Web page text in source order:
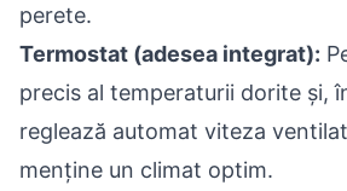
perete.
Termostat (adesea integrat):
precis al temperaturii dorite și,
reglează automat viteza
menține un climat optim.